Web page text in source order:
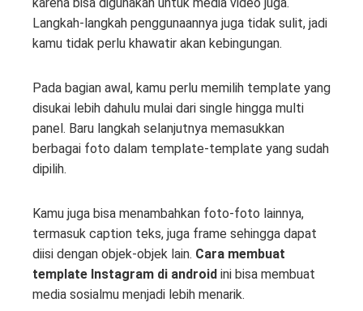
Langkah-langkah penggunaannya juga tidak sulit, jadi
kamu tidak perlu khawatir akan kebingungan.
Pada bagian awal, kamu perlu memilih template yang
disukai lebih dahulu mulai dari single hingga multi
panel. Baru langkah selanjutnya memasukkan
berbagai foto dalam template-template yang sudah
dipilih.
Kamu juga bisa menambahkan foto-foto lainnya,
termasuk caption teks, juga frame sehingga dapat
diisi dengan objek-objek lain. Cara membuat
template Instagram di android ini bisa membuat
media sosialmu menjadi lebih menarik.